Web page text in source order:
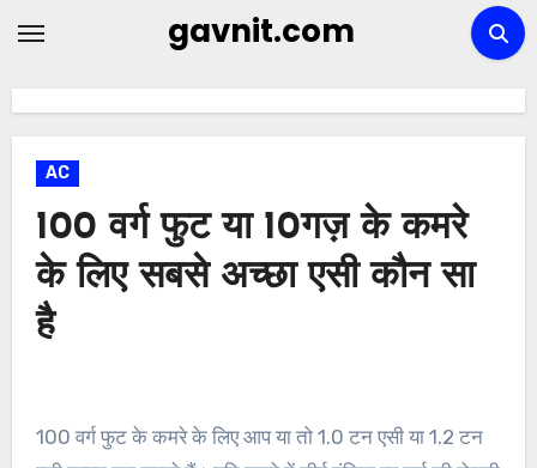
gavnit.com
AC
100 वर्ग फुट या 10गज़ के कमरे
के लिए सबसे अच्छा एसी कौन सा
है
100 वर्ग फुट के कमरे के लिए आप या तो 1.0 टन एसी या 1.2 टन